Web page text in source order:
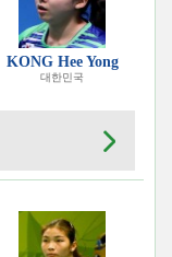
KONG Hee Yong
대한민국